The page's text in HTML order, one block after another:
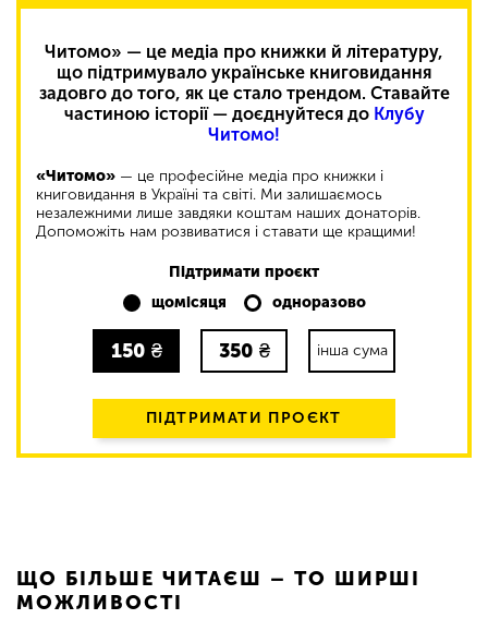
Читомо» — це медіа про книжки й літературу,
що підтримувало українське книговидання
задовго до того, як це стало трендом. Ставайте
частиною історії — доєднуйтеся до Клубу
Читомо!
«Читомо» — це професійне медіа про книжки і
книговидання в Україні та світі. Ми залишаємось
незалежними лише завдяки коштам наших донаторів.
Допоможіть нам розвиватися і ставати ще кращими!
Підтримати проєкт
щомісяця
одноразово
150 ₴ 350 ₴ інша сума
ПІДТРИМАТИ ПРОЄКТ
ЩО БІЛЬШЕ ЧИТАЄШ – ТО ШИРШІ
МОЖЛИВОСТІ